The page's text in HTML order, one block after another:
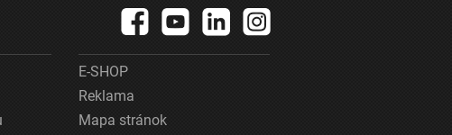
E-SHOP
Reklama
Mapa stránok